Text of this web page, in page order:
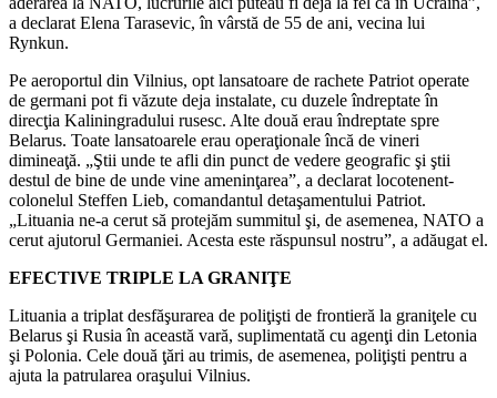
a declarat Elena Tarasevic, în vârstă de 55 de ani, vecina lui
Rynkun.
Pe aeroportul din Vilnius, opt lansatoare de rachete Patriot operate
de germani pot fi văzute deja instalate, cu duzele îndreptate în
direcţia Kaliningradului rusesc. Alte două erau îndreptate spre
Belarus. Toate lansatoarele erau operaţionale încă de vineri
dimineaţă. „Ştii unde te afli din punct de vedere geografic şi ştii
destul de bine de unde vine ameninţarea”, a declarat locotenent-
colonelul Steffen Lieb, comandantul detaşamentului Patriot.
„Lituania ne-a cerut să protejăm summitul şi, de asemenea, NATO a
cerut ajutorul Germaniei. Acesta este răspunsul nostru”, a adăugat el.
EFECTIVE TRIPLE LA GRANIŢE
Lituania a triplat desfăşurarea de poliţişti de frontieră la graniţele cu
Belarus şi Rusia în această vară, suplimentată cu agenţi din Letonia
şi Polonia. Cele două ţări au trimis, de asemenea, poliţişti pentru a
ajuta la patrularea oraşului Vilnius.